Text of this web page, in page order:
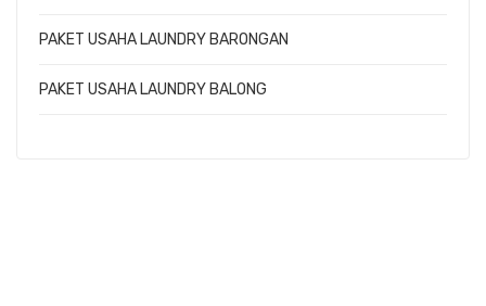
PAKET USAHA LAUNDRY BARONGAN
PAKET USAHA LAUNDRY BALONG